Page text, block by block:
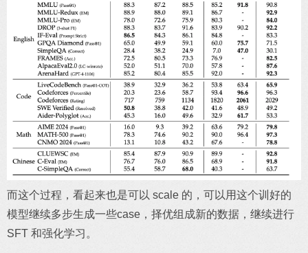
而这个过程，看起来也是可以 scale 的，可以用这个训好的
模型继续多步生成一些case，择优组成新的数据，继续进行
SFT 和强化学习。